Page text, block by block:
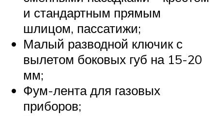
и стандартным прямым
шлицом, пассатижи;
Малый разводной ключик с
вылетом боковых губ на 15-20
мм;
Фум-лента для газовых
приборов;